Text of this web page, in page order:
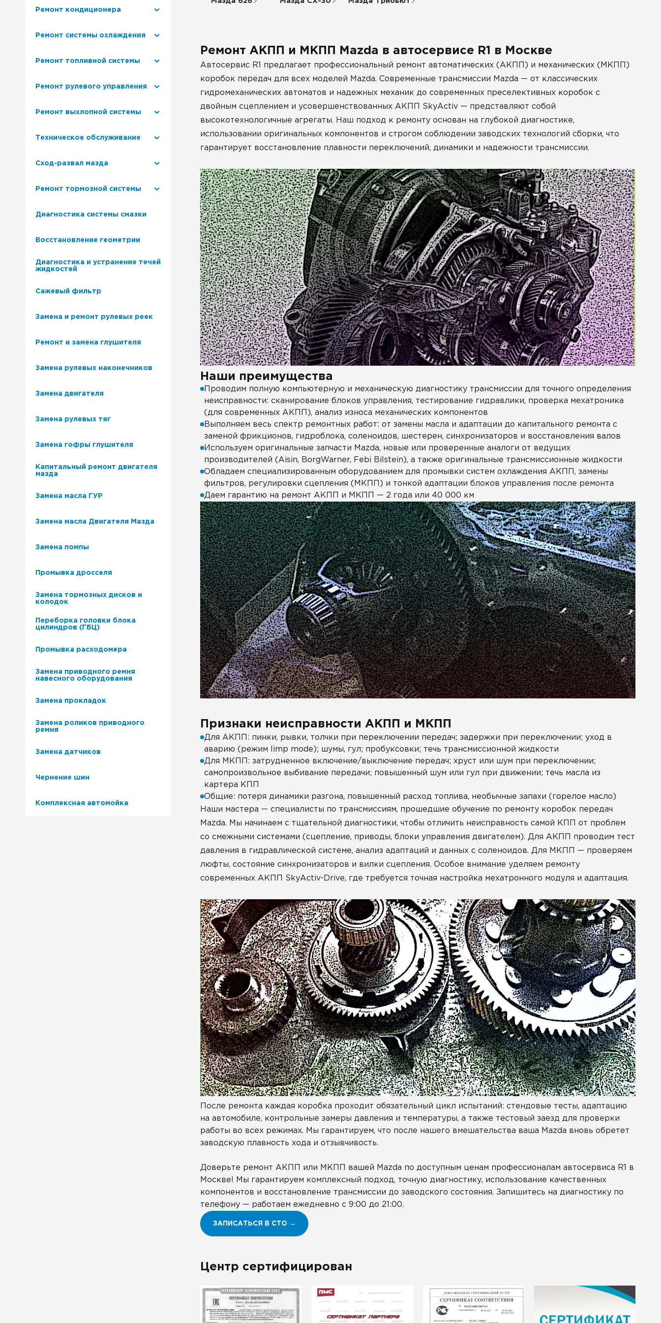
Ремонт кондиционера
Ремонт системы охлаждения
Ремонт топливной системы
Ремонт рулевого управления
Ремонт выхлопной системы
Техническое обслуживание
Сход-развал мазда
Ремонт тормозной системы
Диагностика системы смазки
Восстановление геометрии
Диагностика и устранение течей
жидкостей
Сажевый фильтр
Замена и ремонт рулевых реек
Ремонт и замена глушителя
Замена рулевых наконечников
Замена двигателя
Замена рулевых тяг
Замена гофры глушителя
Капитальный ремонт двигателя
мазда
Замена масла ГУР
Замена масла Двигателя Мазда
Замена помпы
Промывка дросселя
Замена тормозных дисков и
колодок
Переборка головки блока
цилиндров (ГБЦ)
Промывка расходомера
Замена приводного ремня
навесного оборудования
Замена прокладок
Замена роликов приводного
ремня
Замена датчиков
Чернение шин
Комплексная автомойка
Ремонт АКПП и МКПП Mazda в автосервисе R1 в Москве
Автосервис R1 предлагает профессиональный ремонт автоматических (АКПП) и механических (МКПП)
коробок передач для всех моделей Mazda. Современные трансмиссии Mazda — от классических
гидромеханических автоматов и надежных механик до современных преселективных коробок с
двойным сцеплением и усовершенствованных АКПП SkyActiv — представляют собой
высокотехнологичные агрегаты. Наш подход к ремонту основан на глубокой диагностике,
использовании оригинальных компонентов и строгом соблюдении заводских технологий сборки, что
гарантирует восстановление плавности переключений, динамики и надежности трансмиссии.
Наши преимущества
Проводим полную компьютерную и механическую диагностику трансмиссии для точного определения
неисправности: сканирование блоков управления, тестирование гидравлики, проверка мехатроника
(для современных АКПП), анализ износа механических компонентов
Выполняем весь спектр ремонтных работ: от замены масла и адаптации до капитального ремонта с
заменой фрикционов, гидроблока, соленоидов, шестерен, синхронизаторов и восстановления валов
Используем оригинальные запчасти Mazda, новые или проверенные аналоги от ведущих
производителей (Aisin, BorgWarner, Febi Bilstein), а также оригинальные трансмиссионные жидкости
Обладаем специализированным оборудованием для промывки систем охлаждения АКПП, замены
фильтров, регулировки сцепления (МКПП) и тонкой адаптации блоков управления после ремонта
Даем гарантию на ремонт АКПП и МКПП — 2 года или 40 000 км
Признаки неисправности АКПП и МКПП
Для АКПП: пинки, рывки, толчки при переключении передач; задержки при переключении; уход в
аварию (режим limp mode); шумы, гул; пробуксовки; течь трансмиссионной жидкости
Для МКПП: затрудненное включение/выключение передач; хруст или шум при переключении;
самопроизвольное выбивание передачи; повышенный шум или гул при движении; течь масла из
картера КПП
Общие: потеря динамики разгона, повышенный расход топлива, необычные запахи (горелое масло)
Наши мастера — специалисты по трансмиссиям, прошедшие обучение по ремонту коробок передач
Mazda. Мы начинаем с тщательной диагностики, чтобы отличить неисправность самой КПП от проблем
со смежными системами (сцепление, приводы, блоки управления двигателем). Для АКПП проводим тест
давления в гидравлической системе, анализ адаптаций и данных с соленоидов. Для МКПП — проверяем
люфты, состояние синхронизаторов и вилки сцепления. Особое внимание уделяем ремонту
современных АКПП SkyActiv-Drive, где требуется точная настройка мехатронного модуля и адаптация.
После ремонта каждая коробка проходит обязательный цикл испытаний: стендовые тесты, адаптацию
на автомобиле, контрольные замеры давления и температуры, а также тестовый заезд для проверки
работы во всех режимах. Мы гарантируем, что после нашего вмешательства ваша Mazda вновь обретет
заводскую плавность хода и отзывчивость.
Доверьте ремонт АКПП или МКПП вашей Mazda по доступным ценам профессионалам автосервиса R1 в
Москве! Мы гарантируем комплексный подход, точную диагностику, использование качественных
компонентов и восстановление трансмиссии до заводского состояния. Запишитесь на диагностику по
телефону — работаем ежедневно с 9:00 до 21:00.
ЗАПИСАТЬСЯ В СТО →
Центр сертифицирован